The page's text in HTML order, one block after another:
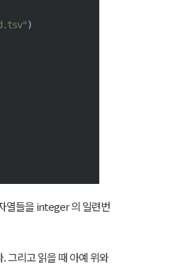
)
열들을 integer 의 일련번
그리고 읽을 때 아예 위와